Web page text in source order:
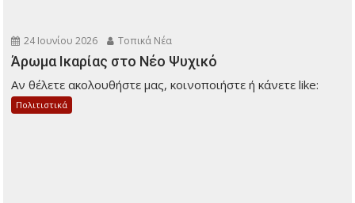
24 Ιουνίου 2026 Τοπικά Νέα
Άρωμα Ικαρίας στο Νέο Ψυχικό
Αν θέλετε ακολουθήστε μας, κοινοποιήστε ή κάνετε like:
Πολιτιστικά